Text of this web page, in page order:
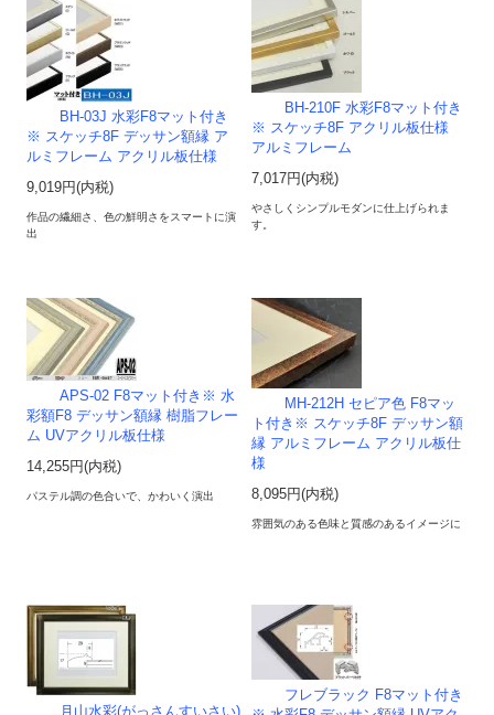
BH-03J 水彩F8マット付き
※ スケッチ8F デッサン額縁 ア
ルミフレーム アクリル板仕様
9,019円(内税)
作品の繊細さ、色の鮮明さをスマートに演
出
BH-210F 水彩F8マット付き
※ スケッチ8F アクリル板仕様
アルミフレーム
7,017円(内税)
やさしくシンプルモダンに仕上げられま
す。
APS-02 F8マット付き※ 水
彩額F8 デッサン額縁 樹脂フレー
ム UVアクリル板仕様
14,255円(内税)
パステル調の色合いで、かわいく演出
MH-212H セピア色 F8マッ
ト付き※ スケッチ8F デッサン額
縁 アルミフレーム アクリル板仕
様
8,095円(内税)
雰囲気のある色味と質感のあるイメージに
月山水彩(がっさんすいさい)
フレブラック F8マット付き